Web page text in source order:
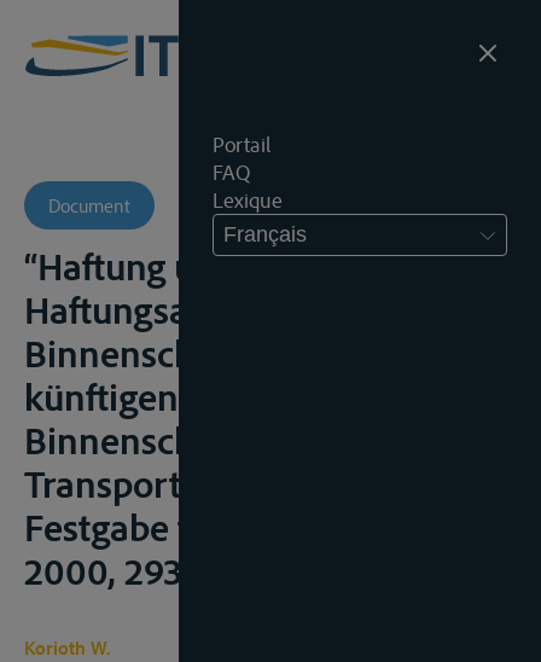
Portail
FAQ
Lexique
Français
Document
“Haftung und
Haftungsausschlüsse des
Binnenschiffsfrachtführers im
künftigen internationalen
Binnenschiffahrtsrecht”, in
Transport- und Vertriebsrecht,
Festgabe für Rolf Herber,
2000, 293-301
Korioth W.